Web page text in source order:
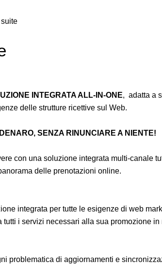
INTEGRATA ALL-IN-ONE, adatta a
delle strutture ricettive sul Web.
SENZA RINUNCIARE A NIENTE!
con una soluzione integrata multi-canale
delle prenotazioni online.
integrata per tutte le esigenze di web
tutti i servizi necessari alla sua promozione in
problematica di aggiornamenti e